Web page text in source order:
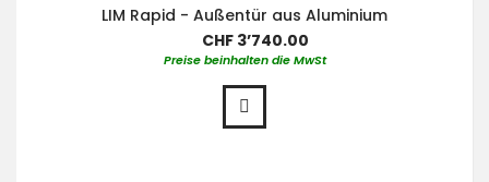
LIM Rapid - Außentür aus Aluminium
CHF 3’740.00
Preise beinhalten die MwSt